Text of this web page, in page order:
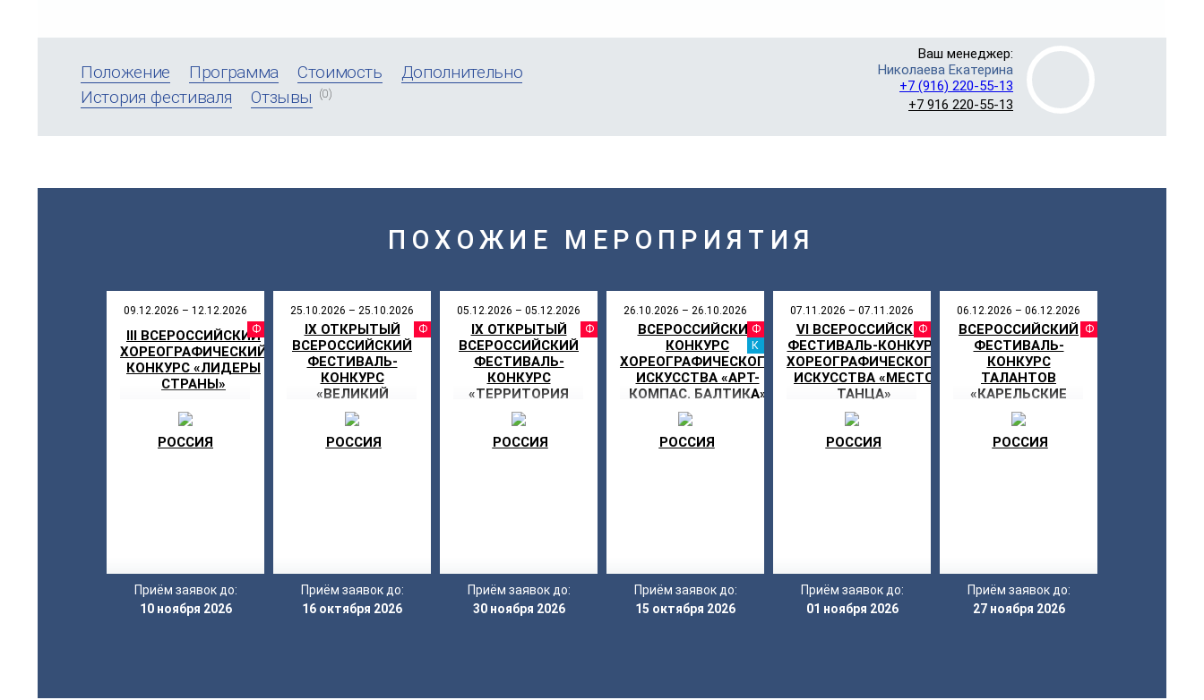
Ваш менеджер:
Николаева Екатерина
+7 (916) 220-55-13
+7 916 220-55-13
Положение Программа Стоимость
Дополнительно
История фестиваля
Отзывы (0)
ПОХОЖИЕ МЕРОПРИЯТИЯ
09.12.2026 – 12.12.2026
ФЕСТИВАЛЬ
III ВСЕРОССИЙСКИЙ
ХОРЕОГРАФИЧЕСКИЙ
КОНКУРС «ЛИДЕРЫ
СТРАНЫ»
РОССИЯ
Приём заявок до:
10 ноября 2026
25.10.2026 – 25.10.2026
ФЕСТИВАЛЬ
IX ОТКРЫТЫЙ
ВСЕРОССИЙСКИЙ
ФЕСТИВАЛЬ-
КОНКУРС
«ВЕЛИКИЙ
МАРАФОН»
РОССИЯ
Приём заявок до:
16 октября 2026
05.12.2026 – 05.12.2026
ФЕСТИВАЛЬ
IX ОТКРЫТЫЙ
ВСЕРОССИЙСКИЙ
ФЕСТИВАЛЬ-
КОНКУРС
«ТЕРРИТОРИЯ
ДВИЖЕНИЯ»
РОССИЯ
Приём заявок до:
30 ноября 2026
26.10.2026 – 26.10.2026
ФЕСТИВАЛЬ
КАНИКУЛЫ
ВСЕРОССИЙСКИЙ
КОНКУРС
ХОРЕОГРАФИЧЕСКОГО
ИСКУССТВА «АРТ-
КОМПАС. БАЛТИКА»
РОССИЯ
Приём заявок до:
15 октября 2026
07.11.2026 – 07.11.2026
ФЕСТИВАЛЬ
VI ВСЕРОССИЙСКИЙ
ФЕСТИВАЛЬ-КОНКУРС
ХОРЕОГРАФИЧЕСКОГО
ИСКУССТВА «МЕСТО
ТАНЦА»
РОССИЯ
Приём заявок до:
01 ноября 2026
06.12.2026 – 06.12.2026
ВСЕРОССИЙСКИЙ
ФЕСТИВАЛЬ-
КОНКУРС
ТАЛАНТОВ
«КАРЕЛЬСКИЕ
УЗОРЫ»
РОССИЯ
Приём заявок до:
27 ноября 2026